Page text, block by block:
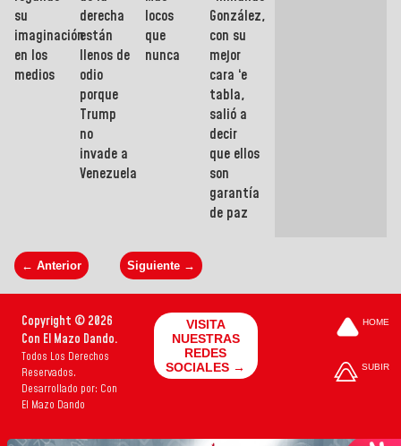
su
imaginación
en los
medios
derecha
están
llenos de
odio
porque
Trump
no
invade a
Venezuela
locos
que
nunca
González,
con su
mejor
cara ‘e
tabla,
salió a
decir
que ellos
son
garantía
de paz
← Anterior Siguiente →
Copyright © 2026
Con El Mazo Dando.
Todos Los Derechos
Reservados.
Desarrollado por: Con
El Mazo Dando
VISITA
NUESTRAS
REDES
SOCIALES →
HOME
SUBIR